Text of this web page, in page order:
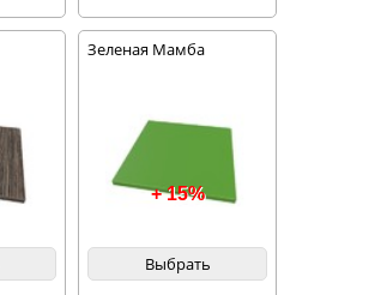
Зеленая Мамба
+ 15%
Выбрать